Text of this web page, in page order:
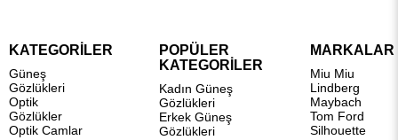
KATEGORİLER
Güneş
Gözlükleri
Optik
Gözlükler
Optik Camlar
POPÜLER
KATEGORİLER
Kadın Güneş
Gözlükleri
Erkek Güneş
Gözlükleri
MARKALAR
Miu Miu
Lindberg
Maybach
Tom Ford
Silhouette